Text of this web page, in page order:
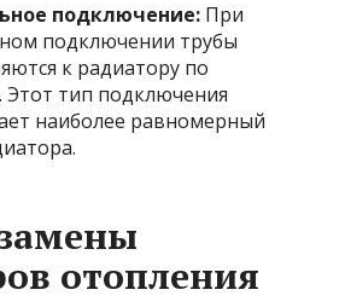
подключение: При
подключении трубы
к радиатору по
Этот тип подключения
наиболее равномерный
отопления